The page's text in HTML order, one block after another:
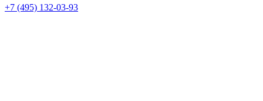
+7 (495) 132-03-93